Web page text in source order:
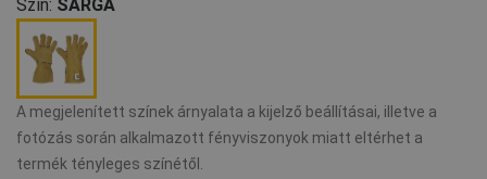
Szín: SÁRGA
A megjelenített színek árnyalata a kijelző beállításai, illetve a
fotózás során alkalmazott fényviszonyok miatt eltérhet a
termék tényleges színétől.